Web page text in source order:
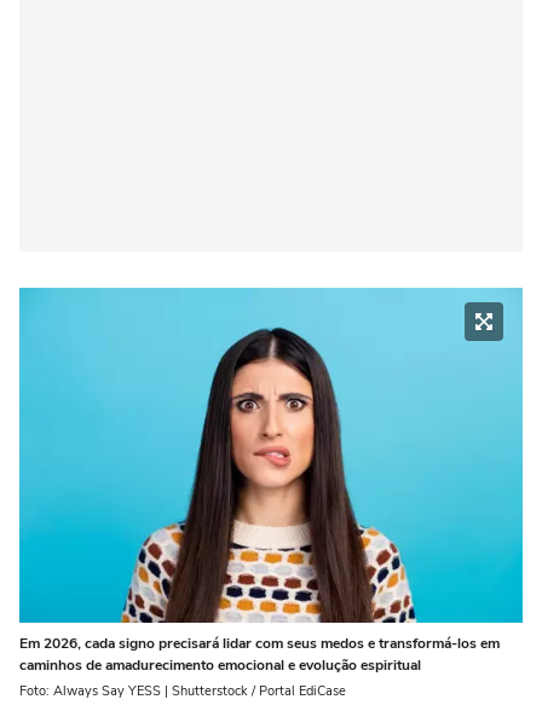
Em 2026, cada signo precisará lidar com seus medos e transformá-los em
caminhos de amadurecimento emocional e evolução espiritual
Foto: Always Say YESS | Shutterstock / Portal EdiCase